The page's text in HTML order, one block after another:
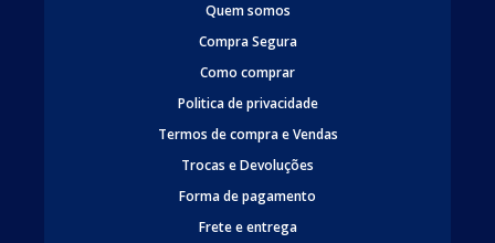
Quem somos
Compra Segura
Como comprar
Politica de privacidade
Termos de compra e Vendas
Trocas e Devoluções
Forma de pagamento
Frete e entrega